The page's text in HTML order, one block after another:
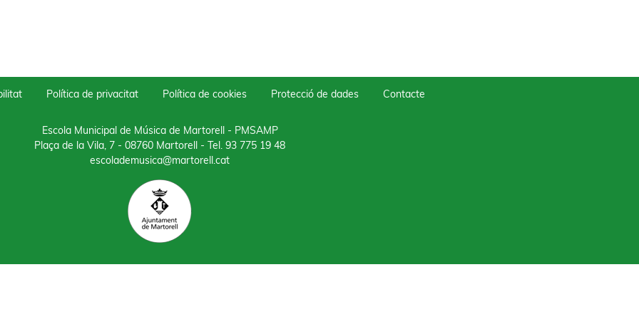
Política de privacitat Política de cookies Protecció de dades Contacte
Escola Municipal de Música de Martorell - PMSAMP
Plaça de la Vila, 7 - 08760 Martorell - Tel. 93 775 19 48
escolademusica@martorell.cat